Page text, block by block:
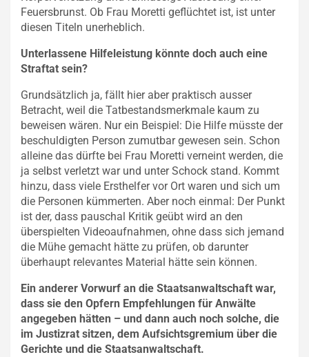
Feuersbrunst. Ob Frau Moretti geflüchtet ist, ist unter
diesen Titeln unerheblich.
Unterlassene Hilfeleistung könnte doch auch eine
Straftat sein?
Grundsätzlich ja, fällt hier aber praktisch ausser
Betracht, weil die Tatbestandsmerkmale kaum zu
beweisen wären. Nur ein Beispiel: Die Hilfe müsste der
beschuldigten Person zumutbar gewesen sein. Schon
alleine das dürfte bei Frau Moretti verneint werden, die
ja selbst verletzt war und unter Schock stand. Kommt
hinzu, dass viele Ersthelfer vor Ort waren und sich um
die Personen kümmerten. Aber noch einmal: Der Punkt
ist der, dass pauschal Kritik geübt wird an den
überspielten Videoaufnahmen, ohne dass sich jemand
die Mühe gemacht hätte zu prüfen, ob darunter
überhaupt relevantes Material hätte sein können.
Ein anderer Vorwurf an die Staatsanwaltschaft war,
dass sie den Opfern Empfehlungen für Anwälte
angegeben hätten – und dann auch noch solche, die
im Justizrat sitzen, dem Aufsichtsgremium über die
Gerichte und die Staatsanwaltschaft.